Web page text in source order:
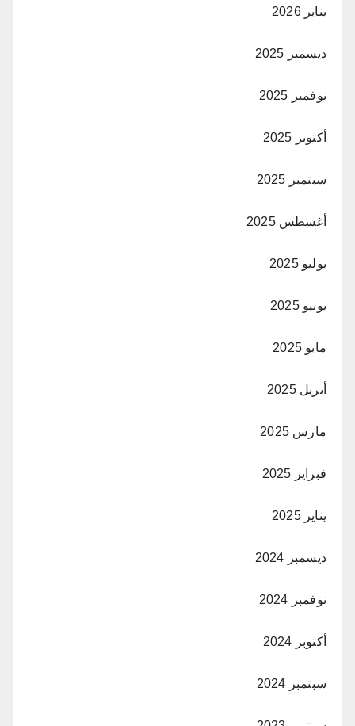
يناير 2026
ديسمبر 2025
نوفمبر 2025
أكتوبر 2025
سبتمبر 2025
أغسطس 2025
يوليو 2025
يونيو 2025
مايو 2025
أبريل 2025
مارس 2025
فبراير 2025
يناير 2025
ديسمبر 2024
نوفمبر 2024
أكتوبر 2024
سبتمبر 2024